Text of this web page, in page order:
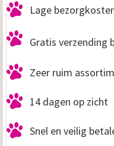
Lage
Gratis verzending
Zeer ruim
14 dagen op zicht
Snel en veilig